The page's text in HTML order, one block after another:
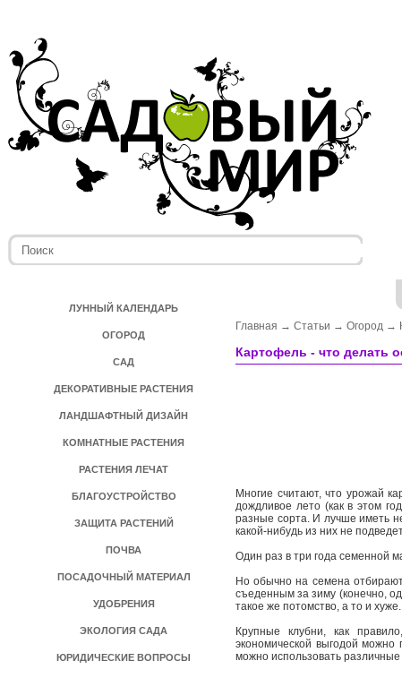
ЛУННЫЙ КАЛЕНДАРЬ
ОГОРОД
САД
ДЕКОРАТИВНЫЕ РАСТЕНИЯ
ЛАНДШАФТНЫЙ ДИЗАЙН
КОМНАТНЫЕ РАСТЕНИЯ
РАСТЕНИЯ ЛЕЧАТ
БЛАГОУСТРОЙСТВО
ЗАЩИТА РАСТЕНИЙ
ПОЧВА
ПОСАДОЧНЫЙ МАТЕРИАЛ
УДОБРЕНИЯ
ЭКОЛОГИЯ САДА
ЮРИДИЧЕСКИЕ ВОПРОСЫ
Главная → Статьи → Огород →
Картофель - что делать
Многие считают, что урожай
дождливое лето (как в этом
разные сорта. И лучше иметь
какой-нибудь из них не
Один раз в три года семенной
Но обычно на семена
съеденным за зиму (конечно,
такое же потомство, а то и хуже.
Крупные клубни, как
экономической выгодой можно
можно использовать